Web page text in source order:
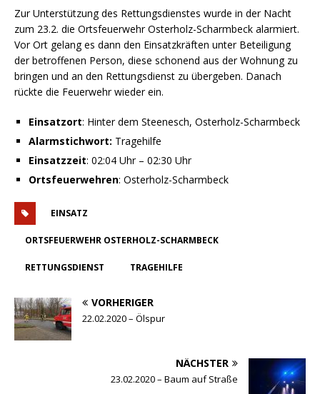
Zur Unterstützung des Rettungsdienstes wurde in der Nacht
zum 23.2. die Ortsfeuerwehr Osterholz-Scharmbeck alarmiert.
Vor Ort gelang es dann den Einsatzkräften unter Beteiligung
der betroffenen Person, diese schonend aus der Wohnung zu
bringen und an den Rettungsdienst zu übergeben. Danach
rückte die Feuerwehr wieder ein.
Einsatzort: Hinter dem Steenesch, Osterholz-Scharmbeck
Alarmstichwort: Tragehilfe
Einsatzzeit: 02:04 Uhr – 02:30 Uhr
Ortsfeuerwehren: Osterholz-Scharmbeck
EINSATZ
ORTSFEUERWEHR OSTERHOLZ-SCHARMBECK
RETTUNGSDIENST TRAGEHILFE
VORHERIGER
22.02.2020 – Ölspur
NÄCHSTER
23.02.2020 – Baum auf Straße